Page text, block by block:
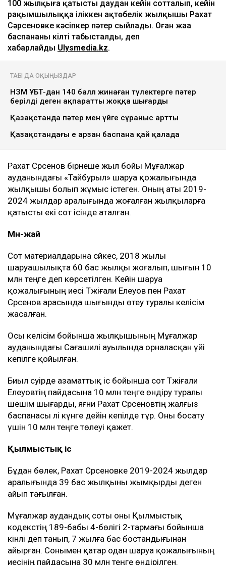
100 жылқы дауына байланысты
сотталған ақтөбелік жылқышыға
кәсіпкер пәтер сыйлады
Ulysmedia коллажы
100 жылқыға қатысты даудан кейін сотталып, кейін
Сәрсеновке кәсіпкер пәтер сыйлады. Оған жаңа
хабарлайдыUlysmedia.kz.
ТАҒЫ ДА ОҚЫҢЫЗДАР
НЗМ ҰБТ-дан 140 балл жинаған түлектерге пәтер
берілді деген ақпаратты жоққа шығарды
Қазақстанда пәтер мен үйге сұраныс артты
Қазақстандағы ең арзан баспана қай қалада
Рахат Сәрсенов бірнеше жыл бойы Мұғалжар
ауданындағы «Тайбурыл» шаруа қожалығында
жылқышы болып жұмыс істеген. Оның аты 2019-
2024 жылдар аралығында жоғалған жылқыларға
қатысты екі сот ісінде аталған.
Мән-жай
Сот материалдарына сәйкес, 2018 жылы
шаруашылықта 60 бас жылқы жоғалып, шығын 10
млн теңге деп көрсетілген. Кейін шаруа
Сәрсенов арасында шығынды өтеу туралы келісім
жасалған.
Осы келісім бойынша жылқышының Мұғалжар
ауданындағы Сағашилі ауылында орналасқан үйі